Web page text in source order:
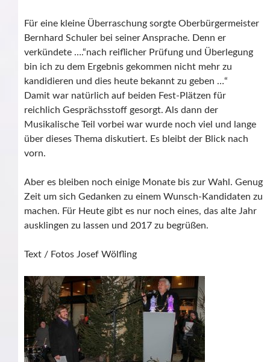
Für eine kleine Überraschung sorgte Oberbürgermeister
Bernhard Schuler bei seiner Ansprache. Denn er
verkündete ….“nach reiflicher Prüfung und Überlegung
bin ich zu dem Ergebnis gekommen nicht mehr zu
kandidieren und dies heute bekannt zu geben …“
Damit war natürlich auf beiden Fest-Plätzen für
reichlich Gesprächsstoff gesorgt. Als dann der
Musikalische Teil vorbei war wurde noch viel und lange
über dieses Thema diskutiert. Es bleibt der Blick nach
vorn.
Aber es bleiben noch einige Monate bis zur Wahl. Genug
Zeit um sich Gedanken zu einem Wunsch-Kandidaten zu
machen. Für Heute gibt es nur noch eines, das alte Jahr
ausklingen zu lassen und 2017 zu begrüßen.
Text / Fotos Josef Wölfling